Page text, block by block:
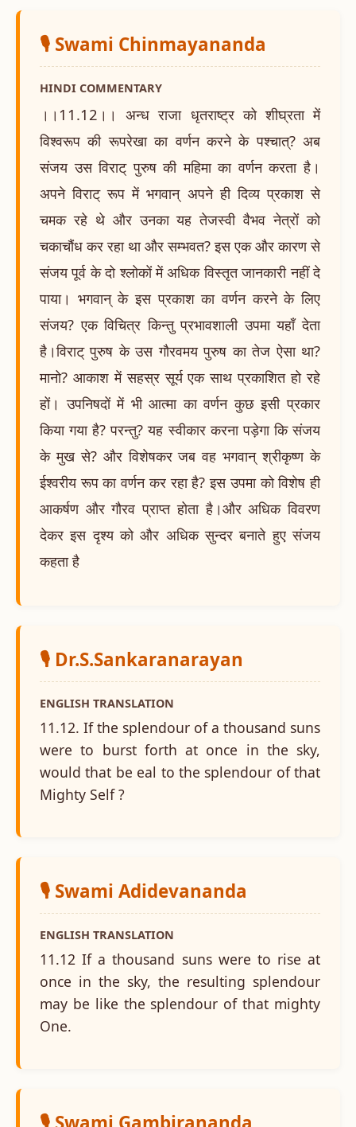
🎙️ Swami Chinmayananda
HINDI COMMENTARY
।।11.12।। अन्ध राजा धृतराष्ट्र को शीघ्रता में
विश्वरूप की रूपरेखा का वर्णन करने के पश्चात्? अब
संजय उस विराट् पुरुष की महिमा का वर्णन करता है।
अपने विराट् रूप में भगवान् अपने ही दिव्य प्रकाश से
चमक रहे थे और उनका यह तेजस्वी वैभव नेत्रों को
चकाचौंध कर रहा था और सम्भवत? इस एक और कारण से
संजय पूर्व के दो श्लोकों में अधिक विस्तृत जानकारी नहीं दे
पाया। भगवान् के इस प्रकाश का वर्णन करने के लिए
संजय? एक विचित्र किन्तु प्रभावशाली उपमा यहाँ देता
है।विराट् पुरुष के उस गौरवमय पुरुष का तेज ऐसा था?
मानो? आकाश में सहस्र सूर्य एक साथ प्रकाशित हो रहे
हों। उपनिषदों में भी आत्मा का वर्णन कुछ इसी प्रकार
किया गया है? परन्तु? यह स्वीकार करना पड़ेगा कि संजय
के मुख से? और विशेषकर जब वह भगवान् श्रीकृष्ण के
ईश्वरीय रूप का वर्णन कर रहा है? इस उपमा को विशेष ही
आकर्षण और गौरव प्राप्त होता है।और अधिक विवरण
देकर इस दृश्य को और अधिक सुन्दर बनाते हुए संजय
कहता है
🎙️ Dr.S.Sankaranarayan
ENGLISH TRANSLATION
11.12. If the splendour of a thousand suns
were to burst forth at once in the sky,
would that be eal to the splendour of that
Mighty Self ?
🎙️ Swami Adidevananda
ENGLISH TRANSLATION
11.12 If a thousand suns were to rise at
once in the sky, the resulting splendour
may be like the splendour of that mighty
One.